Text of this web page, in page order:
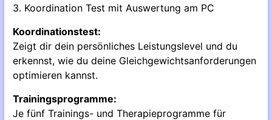
3. Koordination Test mit Auswertung am PC
Koordinationstest:
Zeigt dir dein persönliches Leistungslevel und du
erkennst, wie du deine Gleichgewichtsanforderungen
optimieren kannst.
Trainingsprogramme:
Je fünf Trainings- und Therapieprogramme für